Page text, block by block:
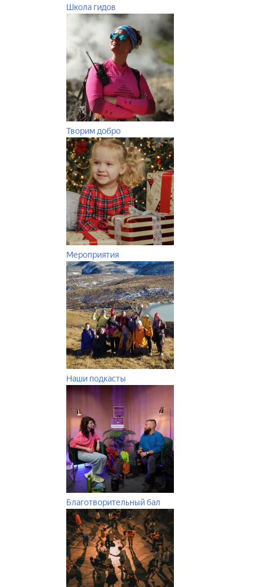
Школа гидов
Творим добро
Мероприятия
Наши подкасты
Благотворительный бал